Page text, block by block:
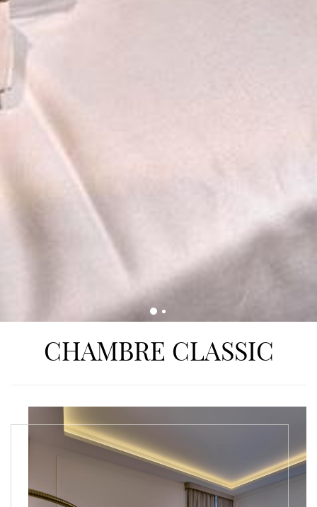
CHAMBRE CLASSIC
CONTENT
BLOCKS